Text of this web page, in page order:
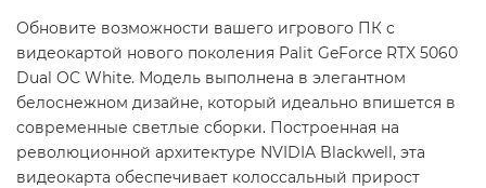
Обновите возможности вашего игрового ПК с
видеокартой нового поколения Palit GeForce RTX 5060
Dual OC White. Модель выполнена в элегантном
белоснежном дизайне, который идеально впишется в
современные светлые сборки. Построенная на
революционной архитектуре NVIDIA Blackwell, эта
видеокарта обеспечивает колоссальный прирост